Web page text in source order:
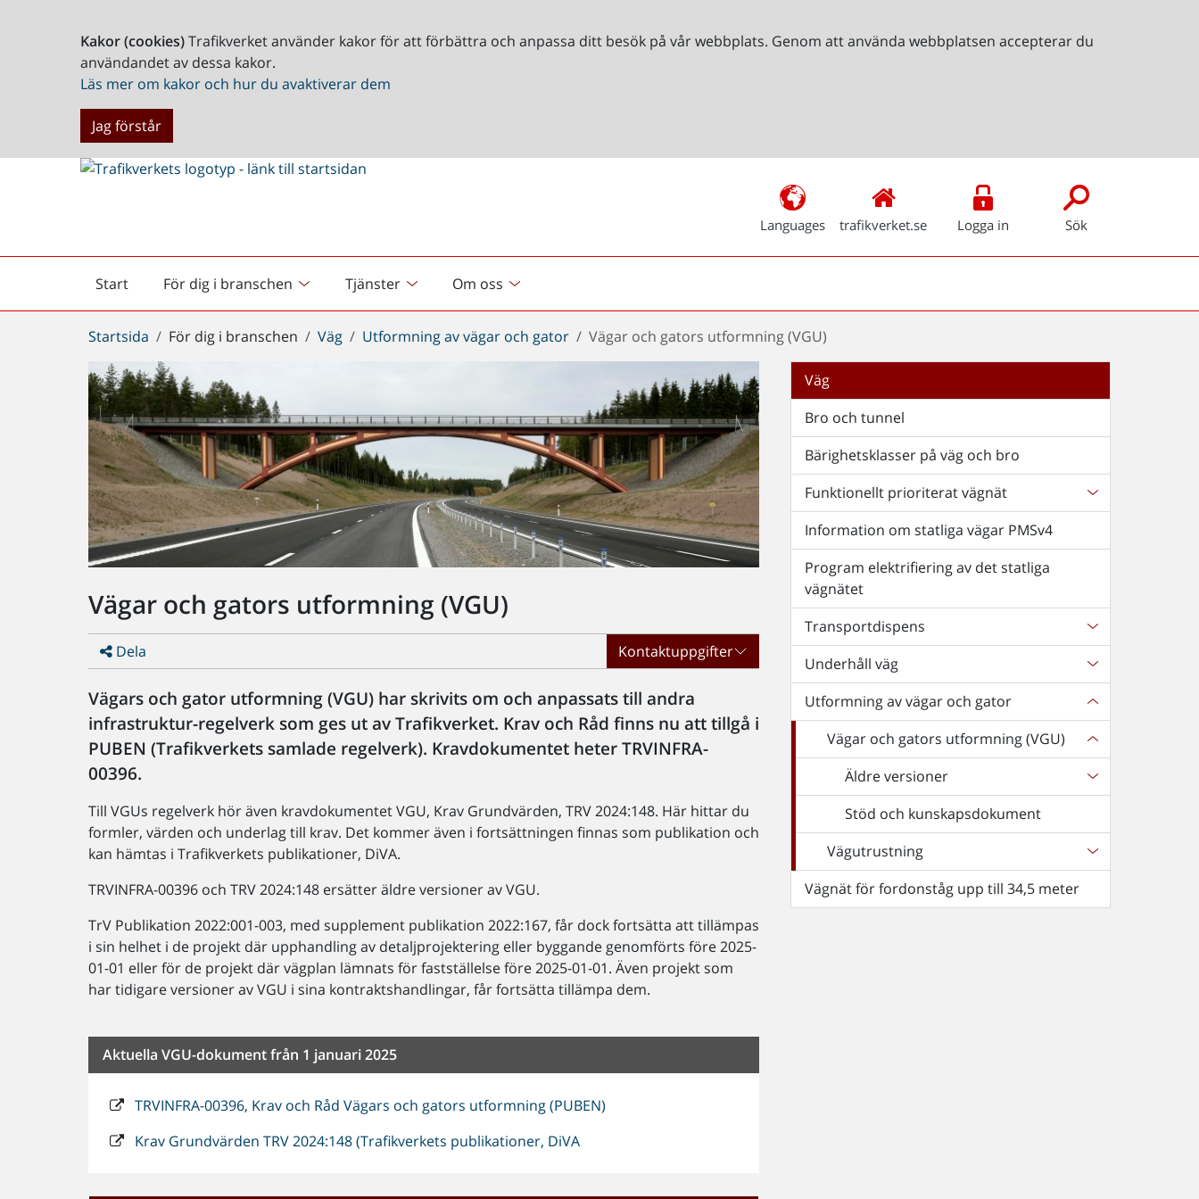
Kakor (cookies)Trafikverket använder kakor för att förbättra och anpassa ditt besök på vår webbplats. Genom att använda webbplatsen accepterar du
användandet av dessa kakor.
Läs mer om kakor och hur du avaktiverar dem
Jag förstår
Languages trafikverket.se Logga in Sök
Start
Startsida För dig i branschen Tjänster Om oss
Du
här:
Startsida För dig i branschen Väg Utformning av vägar och gator Vägar och gators utformning (VGU)
Vägar och gators utformning (VGU)
Dela Kontaktuppgifter
Vägars och gator utformning (VGU) har skrivits om och anpassats till andra
infrastruktur-regelverk som ges ut av Trafikverket. Krav och Råd finns nu att tillgå i
PUBEN (Trafikverkets samlade regelverk). Kravdokumentet heter TRVINFRA-
00396.
Till VGUs regelverk hör även kravdokumentet VGU, Krav Grundvärden, TRV 2024:148. Här hittar du
formler, värden och underlag till krav. Det kommer även i fortsättningen finnas som publikation och
kan hämtas i Trafikverkets publikationer, DiVA.
TRVINFRA-00396 och TRV 2024:148 ersätter äldre versioner av VGU.
TrV Publikation 2022:001-003, med supplement publikation 2022:167, får dock fortsätta att tillämpas
i sin helhet i de projekt där upphandling av detaljprojektering eller byggande genomförts före 2025-
01-01 eller för de projekt där vägplan lämnats för fastställelse före 2025-01-01. Även projekt som
har tidigare versioner av VGU i sina kontraktshandlingar, får fortsätta tillämpa dem.
Aktuella VGU-dokument från 1 januari 2025
TRVINFRA-00396, Krav och Råd Vägars och gators utformning (PUBEN)
Krav Grundvärden TRV 2024:148 (Trafikverkets publikationer, DiVA
Väg
Bro och tunnel
Bärighetsklasser på väg och bro
Funktionellt prioriterat vägnät
Information om statliga vägar PMSv4
Program elektrifiering av det statliga
vägnätet
Transportdispens
Underhåll väg
Utformning av vägar och gator
Vägar och gators utformning (VGU)
Äldre versioner
Stöd och kunskapsdokument
Vägutrustning
Vägnät för fordonståg upp till 34,5 meter